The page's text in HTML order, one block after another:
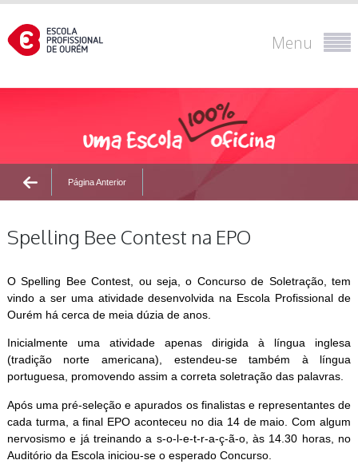
Menu
Página Anterior
Spelling Bee Contest na EPO
O Spelling Bee Contest, ou seja, o Concurso de Soletração, tem
vindo a ser uma atividade desenvolvida na Escola Profissional de
Ourém há cerca de meia dúzia de anos.
Inicialmente uma atividade apenas dirigida à língua inglesa
(tradição norte americana), estendeu-se também à língua
portuguesa, promovendo assim a correta soletração das palavras.
Após uma pré-seleção e apurados os finalistas e representantes de
cada turma, a final EPO aconteceu no dia 14 de maio. Com algum
nervosismo e já treinando a s-o-l-e-t-r-a-ç-ã-o, às 14.30 horas, no
Auditório da Escola iniciou-se o esperado Concurso.